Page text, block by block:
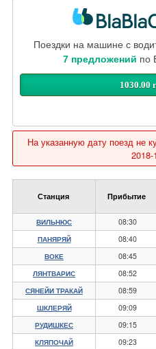
Поездки на машине с
7 предложений по
1030.00
На указанную дату поезд не
2018-
Станция Прибытие
ВИЛЬНЮС 08:30
ПАНЯРЯЙ 08:40
ВОКЕ 08:45
ЛЯНТВАРИС 08:52
СЯНЕЙИ ТРАКАЙ 08:59
ШКЛЕРЯЙ 09:09
РУДИШКЕС 09:15
КЛЯПОЧАЙ 09:23